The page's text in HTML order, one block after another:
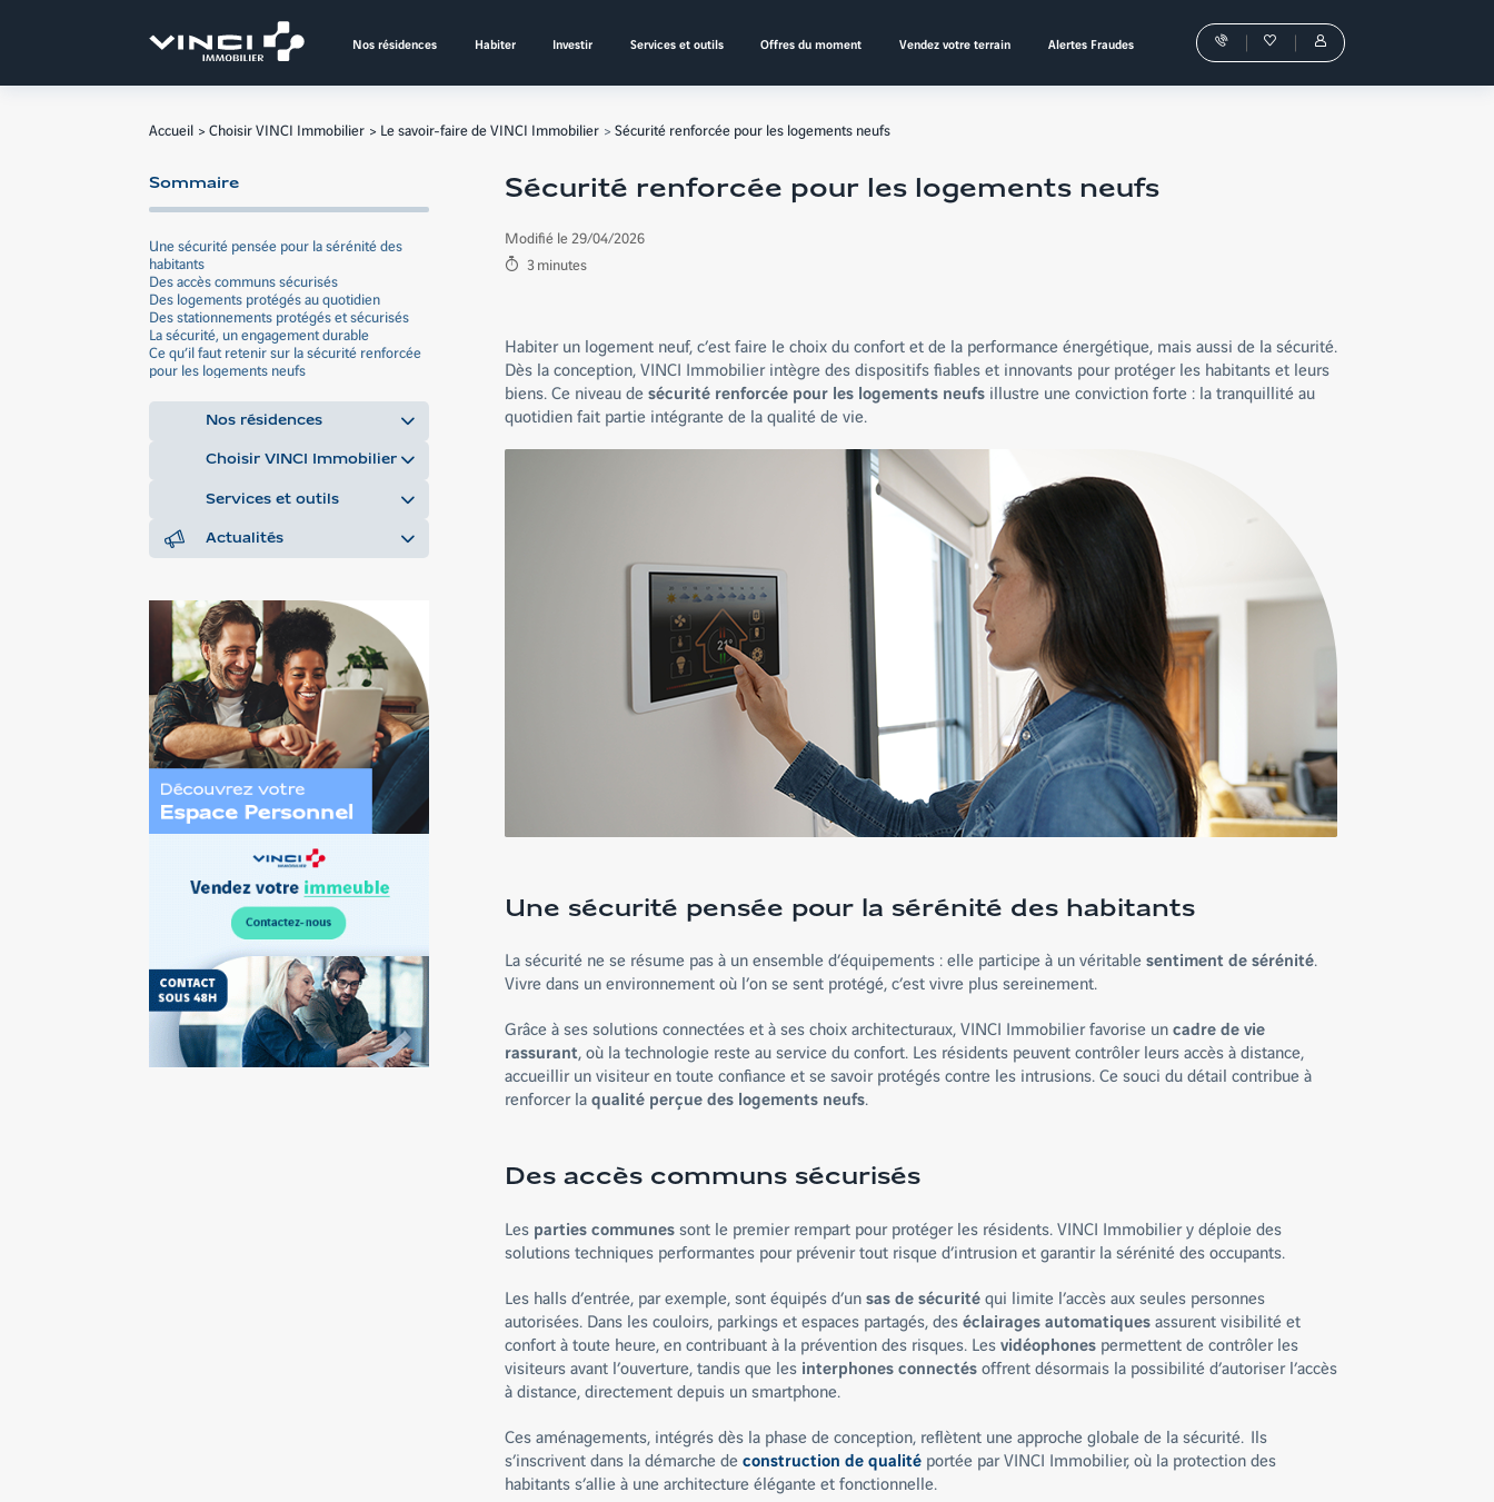
Nos résidences Habiter Investir Services et outils Offres du moment Vendez votre terrain Alertes Fraudes
Nos
conseillers
vous
Favoris
Tous
les
services
Accueil Choisir VINCI Immobilier Le savoir-faire de VINCI Immobilier Sécurité renforcée pour les logements neufs
Sommaire
Une sécurité pensée pour la sérénité des
habitants
Des accès communs sécurisés
Des logements protégés au quotidien
Des stationnements protégés et sécurisés
La sécurité, un engagement durable
Ce qu’il faut retenir sur la sécurité renforcée
pour les logements neufs
Nos résidences
Choisir VINCI Immobilier
Services et outils
Actualités
Personnel
Sécurité renforcée pour les logements neufs
Modifié le 29/04/2026
3minutes
Habiter un logement neuf, c’est faire le choix du confort et de la performance énergétique, mais aussi de la sécurité.
Dès la conception, VINCI Immobilier intègre des dispositifs fiables et innovants pour protéger les habitants et leurs
biens. Ce niveau desécurité renforcée pour les logements neufsillustre une conviction forte : la tranquillité au
quotidien fait partie intégrante de la qualité de vie.
Une sécurité pensée pour la sérénité des habitants
La sécurité ne se résume pas à un ensemble d’équipements : elle participe à un véritablesentiment de sérénité.
Vivre dans un environnement où l’on se sent protégé, c’est vivre plus sereinement.
Grâce à ses solutions connectées et à ses choix architecturaux, VINCI Immobilier favorise uncadre de vie
rassurant, où la technologie reste au service du confort. Les résidents peuvent contrôler leurs accès à distance,
accueillir un visiteur en toute confiance et se savoir protégés contre les intrusions. Ce souci du détail contribue à
renforcer laqualité perçue des logements neufs.
Des accès communs sécurisés
Les parties communessont le premier rempart pour protéger les résidents. VINCI Immobilier y déploie des
solutions techniques performantes pour prévenir tout risque d’intrusion et garantir la sérénité des occupants.
Les halls d’entrée, par exemple, sont équipés d’unsas de sécuritéqui limite l’accès aux seules personnes
autorisées. Dans les couloirs, parkings et espaces partagés, deséclairages automatiquesassurent visibilité et
confort à toute heure, en contribuant à la prévention des risques. Lesvidéophonespermettent de contrôler les
visiteurs avant l’ouverture, tandis que les interphones connectésoffrent désormais la possibilité d’autoriser l’accès
à distance, directement depuis un smartphone.
Ces aménagements, intégrés dès la phase de conception, reflètent une approche globale de la sécurité. Ils
s’inscrivent dans la démarche deconstruction de qualitéportée par VINCI Immobilier, où la protection des
habitants s’allie à une architecture élégante et fonctionnelle.